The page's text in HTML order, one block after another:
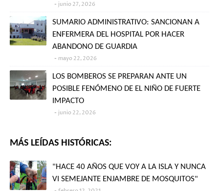
junio 27, 2026
SUMARIO ADMINISTRATIVO: SANCIONAN A
ENFERMERA DEL HOSPITAL POR HACER
ABANDONO DE GUARDIA
mayo 22, 2026
LOS BOMBEROS SE PREPARAN ANTE UN
POSIBLE FENÓMENO DE EL NIÑO DE FUERTE
IMPACTO
junio 22, 2026
MÁS LEÍDAS HISTÓRICAS:
"HACE 40 AÑOS QUE VOY A LA ISLA Y NUNCA
VI SEMEJANTE ENJAMBRE DE MOSQUITOS"